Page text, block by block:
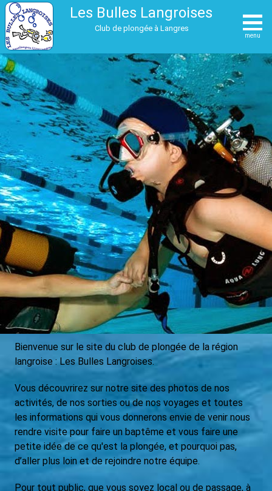
Les Bulles Langroises
Club de plongée à Langres
menu
Le club
Adhésion
Activités
Formations
Photos
Bienvenue sur le site du club de plongée de la région
langroise : Les Bulles Langroises.
Vous découvrirez sur notre site des photos de nos
activités, de nos sorties ou de nos voyages et toutes
les informations qui vous donnerons envie de venir nous
rendre visite pour faire un baptême et vous faire une
petite idée de ce qu'est la plongée, et pourquoi pas,
d’aller plus loin et de rejoindre notre équipe.
Pour tout public, que vous soyez local ou de passage, à